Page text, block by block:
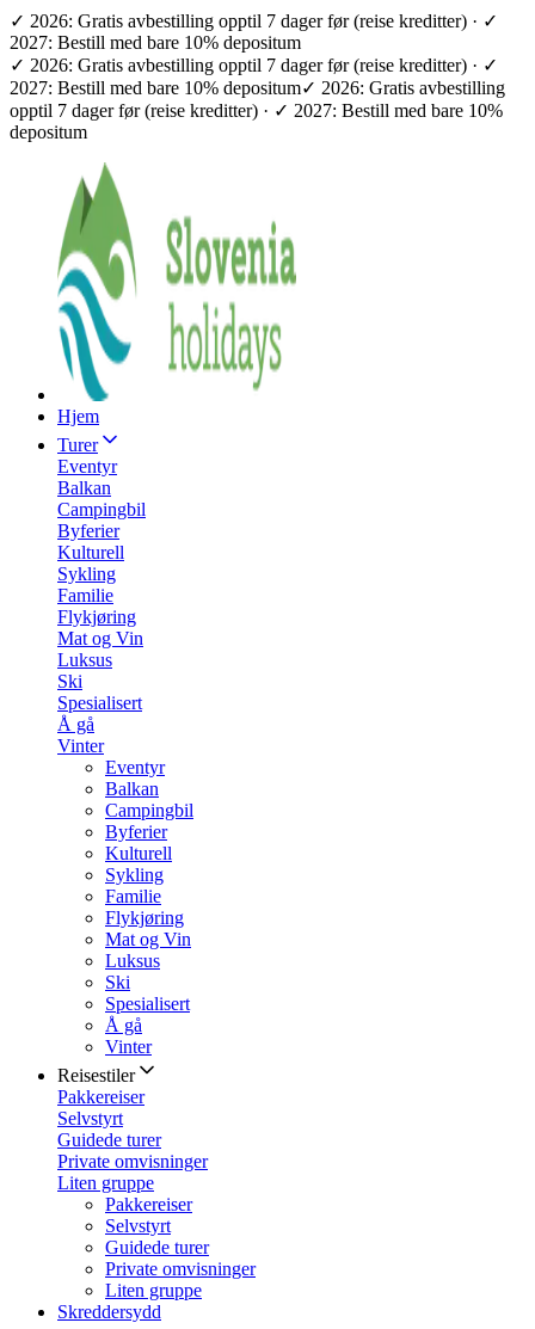
✓ 2026: Gratis avbestilling opptil 7 dager før (reise kreditter) · ✓
2027: Bestill med bare 10% depositum
✓ 2026: Gratis avbestilling opptil 7 dager før (reise kreditter) · ✓
2027: Bestill med bare 10% depositum✓ 2026: Gratis avbestilling
opptil 7 dager før (reise kreditter) · ✓ 2027: Bestill med bare 10%
depositum
Hjem
Turer
Eventyr
Balkan
Campingbil
Byferier
Kulturell
Sykling
Familie
Flykjøring
Mat og Vin
Luksus
Ski
Spesialisert
Å gå
Vinter
Eventyr
Balkan
Campingbil
Byferier
Kulturell
Sykling
Familie
Flykjøring
Mat og Vin
Luksus
Ski
Spesialisert
Å gå
Vinter
Reisestiler
Pakkereiser
Selvstyrt
Guidede turer
Private omvisninger
Liten gruppe
Pakkereiser
Selvstyrt
Guidede turer
Private omvisninger
Liten gruppe
Skreddersydd